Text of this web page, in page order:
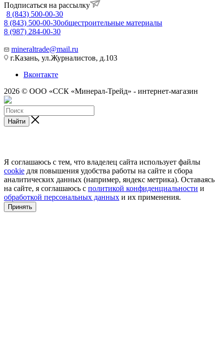
Подписаться на рассылку
8 (843) 500-00-30
8 (843) 500-00-30общестроительные материалы
8 (987) 284-00-30
mineraltrade@mail.ru
г.Казань, ул.Журналистов, д.103
Вконтакте
2026 © ООО «ССК «Минерал-Трейд» - интернет-магазин
Найти
Я соглашаюсь с тем, что владелец сайта использует файлы
cookie для повышения удобства работы на сайте и сбора
аналитических данных (например, яндекс метрика). Оставаясь
на сайте, я соглашаюсь с политикой конфиденциальности и
обработкой персональных данных и их применения.
Принять